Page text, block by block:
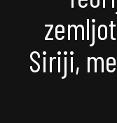
Siriji,